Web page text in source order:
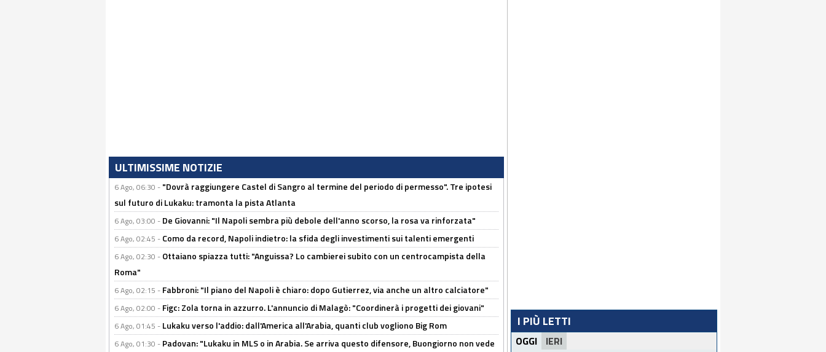
ULTIMISSIME NOTIZIE
6 Ago, 06:30 - "Dovrà raggiungere Castel di Sangro al termine del periodo di permesso". Tre ipotesi
sul futuro di Lukaku: tramonta la pista Atlanta
6 Ago, 03:00 - De Giovanni: "Il Napoli sembra più debole dell'anno scorso, la rosa va rinforzata"
6 Ago, 02:45 - Como da record, Napoli indietro: la sfida degli investimenti sui talenti emergenti
6 Ago, 02:30 - Ottaiano spiazza tutti: "Anguissa? Lo cambierei subito con un centrocampista della
Roma"
6 Ago, 02:15 - Fabbroni: "Il piano del Napoli è chiaro: dopo Gutierrez, via anche un altro calciatore"
6 Ago, 02:00 - Figc: Zola torna in azzurro. L'annuncio di Malagò: "Coordinerà i progetti dei giovani"
6 Ago, 01:45 - Lukaku verso l'addio: dall'America all'Arabia, quanti club vogliono Big Rom
6 Ago, 01:30 - Padovan: "Lukaku in MLS o in Arabia. Se arriva questo difensore, Buongiorno non vede
I PIÙ LETTI
OGGI IERI